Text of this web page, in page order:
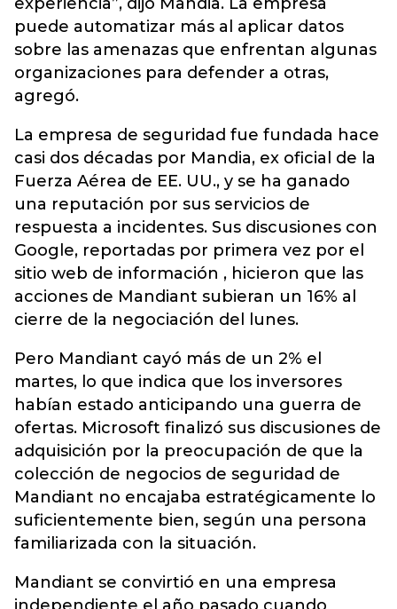
puede automatizar más al aplicar datos
sobre las amenazas que enfrentan algunas
organizaciones para defender a otras,
agregó.
La empresa de seguridad fue fundada hace
casi dos décadas por Mandia, ex oficial de la
Fuerza Aérea de EE. UU., y se ha ganado
una reputación por sus servicios de
respuesta a incidentes. Sus discusiones con
Google, reportadas por primera vez por el
sitio web de información , hicieron que las
acciones de Mandiant subieran un 16% al
cierre de la negociación del lunes.
Pero Mandiant cayó más de un 2% el
martes, lo que indica que los inversores
habían estado anticipando una guerra de
ofertas. Microsoft finalizó sus discusiones de
adquisición por la preocupación de que la
colección de negocios de seguridad de
Mandiant no encajaba estratégicamente lo
suficientemente bien, según una persona
familiarizada con la situación.
Mandiant se convirtió en una empresa